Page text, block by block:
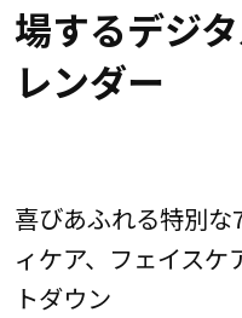
場するデジ
レンダー
喜びあふれる特別
ィケア、フェイスケ
トダウン